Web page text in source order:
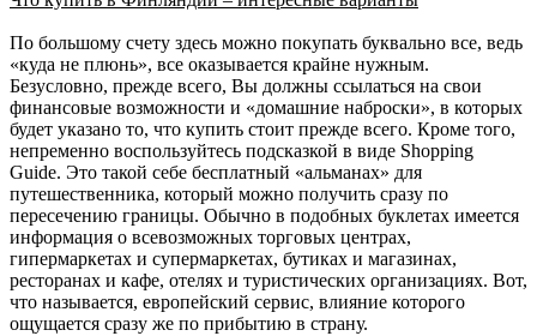
По большому счету здесь можно покупать буквально все, ведь
«куда не плюнь», все оказывается крайне нужным.
Безусловно, прежде всего, Вы должны ссылаться на свои
финансовые возможности и «домашние наброски», в которых
будет указано то, что купить стоит прежде всего. Кроме того,
непременно воспользуйтесь подсказкой в виде Shopping
Guide. Это такой себе бесплатный «альманах» для
путешественника, который можно получить сразу по
пересечению границы. Обычно в подобных буклетах имеется
информация о всевозможных торговых центрах,
гипермаркетах и супермаркетах, бутиках и магазинах,
ресторанах и кафе, отелях и туристических организациях. Вот,
что называется, европейский сервис, влияние которого
ощущается сразу же по прибытию в страну.